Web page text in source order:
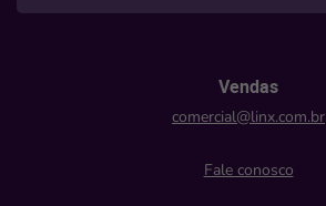
Vendas
comercial@linx.com.br
Fale conosco